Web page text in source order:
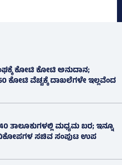
ಕೋಟಿ ಕೋಟಿ ಅನುದಾನ;
ವೆಚ್ಚಕ್ಕೆ ದಾಖಲೆಗಳೇ ಇಲ್ಲವೆಂದ
40 ತಾಲೂಕುಗಳಲ್ಲಿ ಮಧ್ಯಮ ಬರ; ಇನ್ನೂ
ಸಚಿವ ಸಂಪುಟ ಉಪ